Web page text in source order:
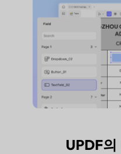
UPDF의